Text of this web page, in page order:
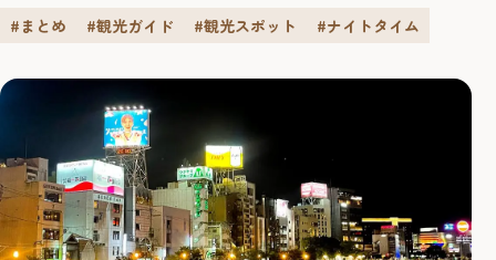
#まとめ #観光ガイド #観光スポット #ナイトタイム